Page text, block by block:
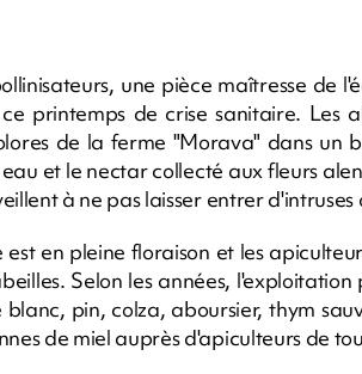
une pièce maîtresse de
printemps de crise sanitaire. Les
de la ferme "Morava" dans un
et le nectar collecté aux fleurs
à ne pas laisser entrer d'intruses
est en pleine floraison et les
Selon les années,
pin, colza, aboursier, thym
de miel auprès d'apiculteurs de